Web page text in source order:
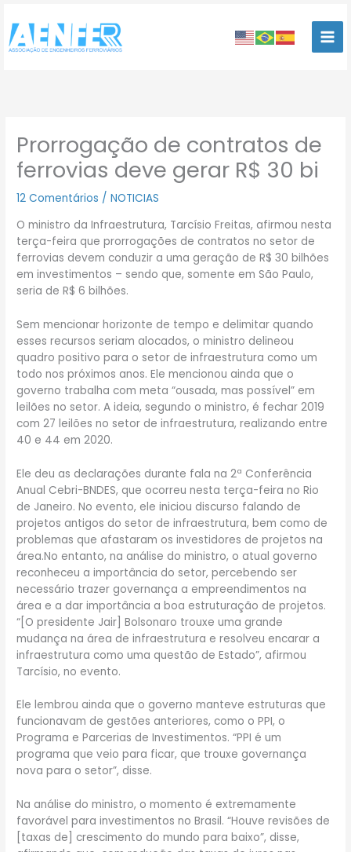
para
conteúdo
Prorrogação de contratos de
ferrovias deve gerar R$ 30 bi
12 Comentários /NOTICIAS
O ministro da Infraestrutura, Tarcísio Freitas, afirmou nesta
terça-feira que prorrogações de contratos no setor de
ferrovias devem conduzir a uma geração de R$ 30 bilhões
em investimentos – sendo que, somente em São Paulo,
seria de R$ 6 bilhões.
Sem mencionar horizonte de tempo e delimitar quando
esses recursos seriam alocados, o ministro delineou
quadro positivo para o setor de infraestrutura como um
todo nos próximos anos. Ele mencionou ainda que o
governo trabalha com meta “ousada, mas possível” em
leilões no setor. A ideia, segundo o ministro, é fechar 2019
com 27 leilões no setor de infraestrutura, realizando entre
40 e 44 em 2020.
Ele deu as declarações durante fala na 2ª Conferência
Anual Cebri-BNDES, que ocorreu nesta terça-feira no Rio
de Janeiro. No evento, ele iniciou discurso falando de
projetos antigos do setor de infraestrutura, bem como de
problemas que afastaram os investidores de projetos na
área.No entanto, na análise do ministro, o atual governo
reconheceu a importância do setor, percebendo ser
necessário trazer governança a empreendimentos na
área e a dar importância a boa estruturação de projetos.
“[O presidente Jair] Bolsonaro trouxe uma grande
mudança na área de infraestrutura e resolveu encarar a
infraestrutura como uma questão de Estado”, afirmou
Tarcísio, no evento.
Ele lembrou ainda que o governo manteve estruturas que
funcionavam de gestões anteriores, como o PPI, o
Programa e Parcerias de Investimentos. “PPI é um
programa que veio para ficar, que trouxe governança
nova para o setor”, disse.
Na análise do ministro, o momento é extremamente
favorável para investimentos no Brasil. “Houve revisões de
[taxas de] crescimento do mundo para baixo”, disse,